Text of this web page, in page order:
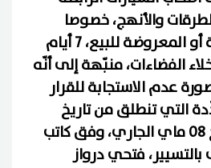
والأنهج، خصوصا
السيارات المهجورة أو المعروضة للبيع، 7 أيام
الفضاءات، منبّهة إلى أنّه
عدم الاستجابة للقرار
التي تنطلق من تاريخ
صدور الإعلان بتاريخ 08 ماي الجاري، وفق كاتب
بالتسيير، فتحي درواز